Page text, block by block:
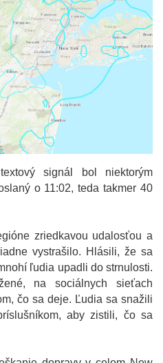
signál bol niektorým
o 11:02, teda takmer 40
zriedkavou udalosťou a
vystrašilo. Hlásili, že sa
ľudia upadli do strnulosti.
na sociálnych sieťach
čo sa deje. Ľudia sa snažili
aby zistili, čo sa